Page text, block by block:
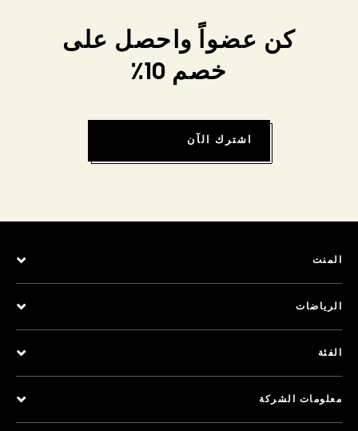
كن عضواً واحصل على
خصم 10٪
اشترك الآن
المنت
الرياضات
الفئة
معلومات الشركة